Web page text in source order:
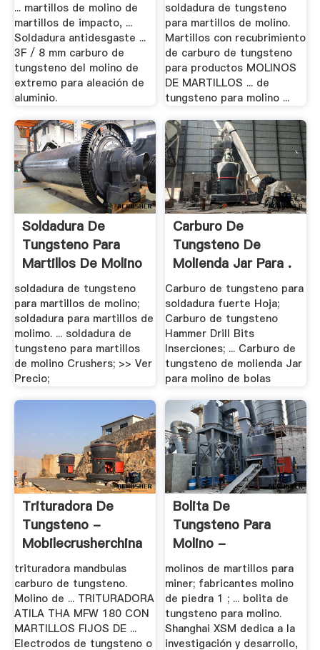
... martillos de molino de
martillos de impacto, ...
Soldadura antidesgaste ...
3F / 8 mm carburo de
tungsteno del molino de
extremo para aleación de
aluminio.
soldadura de tungsteno
para martillos de molino.
Martillos con recubrimiento
de carburo de tungsteno
para productos MOLINOS
DE MARTILLOS ... de
tungsteno para molino ...
Soldadura De
Tungsteno Para
Martillos De Molino
soldadura de tungsteno
para martillos de molino;
soldadura para martillos de
molimo. ... soldadura de
tungsteno para martillos
de molino Crushers; >> Ver
Precio;
Carburo De
Tungsteno De
Molienda Jar Para .
Carburo de tungsteno para
soldadura fuerte Hoja;
Carburo de tungsteno
Hammer Drill Bits
Inserciones; ... Carburo de
tungsteno de molienda Jar
para molino de bolas
Trituradora De
Tungsteno -
Mobilecrusherchina
trituradora mandbulas
carburo de tungsteno.
Molino de ... TRITURADORA
ATILA THA MFW 180 CON
MARTILLOS FIJOS DE ...
Electrodos de tungsteno o
Bolita De
Tungsteno Para
Molino -
Trituradora De .
molinos de martillos para
miner; fabricantes molino
de piedra 1 ; ... bolita de
tungsteno para molino.
Shanghai XSM dedica a la
investigación y desarrollo,